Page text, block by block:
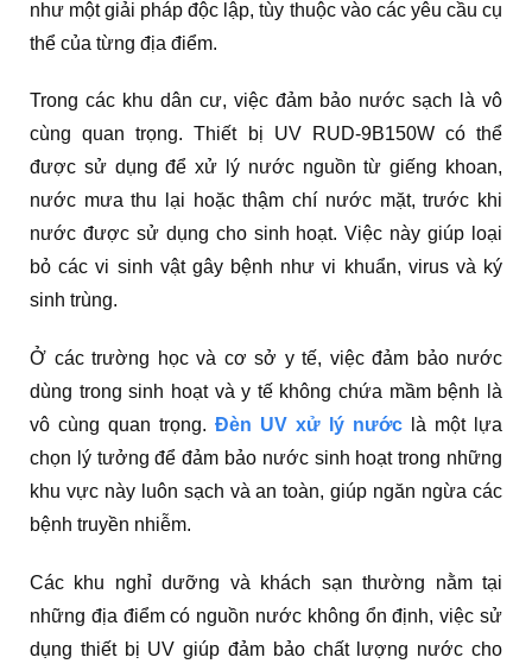
như một giải pháp độc lập, tùy thuộc vào các yêu cầu cụ
thể của từng địa điểm.
Trong các khu dân cư, việc đảm bảo nước sạch là vô
cùng quan trọng. Thiết bị UV RUD-9B150W có thể
được sử dụng để xử lý nước nguồn từ giếng khoan,
nước mưa thu lại hoặc thậm chí nước mặt, trước khi
nước được sử dụng cho sinh hoạt. Việc này giúp loại
bỏ các vi sinh vật gây bệnh như vi khuẩn, virus và ký
sinh trùng.
Ở các trường học và cơ sở y tế, việc đảm bảo nước
dùng trong sinh hoạt và y tế không chứa mầm bệnh là
vô cùng quan trọng. Đèn UV xử lý nước là một lựa
chọn lý tưởng để đảm bảo nước sinh hoạt trong những
khu vực này luôn sạch và an toàn, giúp ngăn ngừa các
bệnh truyền nhiễm.
Các khu nghỉ dưỡng và khách sạn thường nằm tại
những địa điểm có nguồn nước không ổn định, việc sử
dụng thiết bị UV giúp đảm bảo chất lượng nước cho